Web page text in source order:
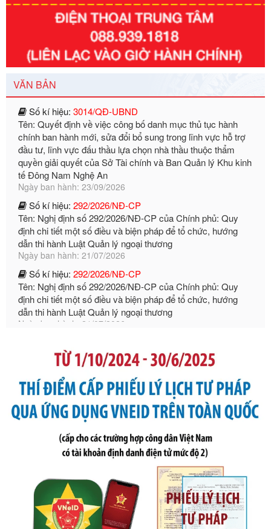
VĂN BẢN
Số kí hiệu:351/2025/NĐ-CP
Tên: Nghị định số 351/2025/NĐ-CP của Chính phủ: Quy
định chuẩn nghèo đa chiều quốc gia giai đoạn 2026 - 2030
Ngày ban hành: 29/12/2026
Số kí hiệu:
Tên: Quyết định về việc công bố danh mục thủ tục hành
chính ban hành mới, sửa đổi bổ sung trong lĩnh vực hỗ trợ
đầu tư, lĩnh vực đấu thầu lựa chọn nhà thầu thuộc thẩm
quyền giải quyết của Sở Tài chính và Ban Quản lý Khu kinh
tế Đông Nam Nghệ An
Ngày ban hành: 23/09/2026
Số kí hiệu: 292/2026/NĐ-CP
Tên: Nghị định số 292/2026/NĐ-CP của Chính phủ: Quy
định chi tiết một số điều và biện pháp để tổ chức, hướng
dẫn thi hành Luật Quản lý ngoại thương
Ngày ban hành: 21/07/2026
Số kí hiệu:292/2026/NĐ-CP
Tên: Nghị định số 292/2026/NĐ-CP của Chính phủ: Quy
định chi tiết một số điều và biện pháp để tổ chức, hướng
dẫn thi hành Luật Quản lý ngoại thương
Ngày ban hành: 21/07/2026
Số kí hiệu:105/2026/TT-BTC
2019 của Bộ trưởng Bộ Tài chính hướng dẫn thực hiện xử
phạt vi phạm hành chính trong lĩnh vực kho bạc nhà nước
Ngày ban hành: 21/07/2026
Số kí hiệu:291/2026/NĐ-CP
Tên: Nghị định số 291/2026/NĐ-CP của Chính phủ: Sửa
đổi, bổ sung một số điều của Nghị định số 125/2020/NĐ-СР
ngày 19 tháng 10 năm 2020 của Chính phủ quy định xử
phạt vi phạm hành chính về thuế, hóa đơn được sửa đổi, bổ
sung bởi Nghị định số 102/2021/NĐ-CP
Số kí hiệu:2303/QĐ-UBND
Tên: Quyết định công bố Danh mục thủ tục hành chính mới
ban hành, được sửa đổi, bổ sung, bị bãi bỏ và phê duyệt